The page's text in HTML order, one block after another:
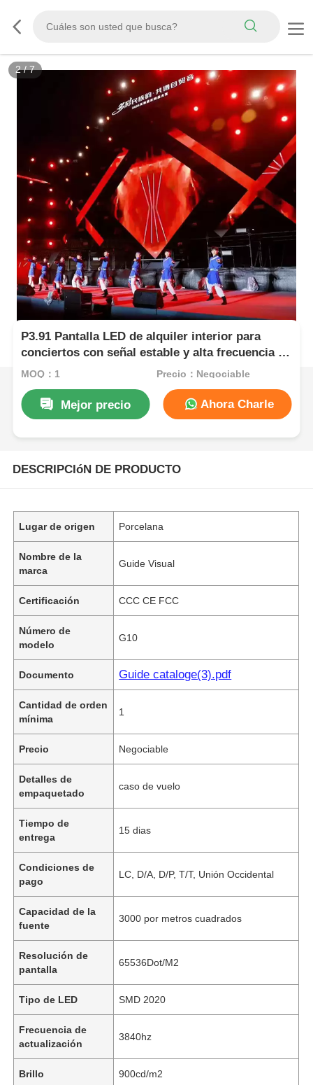
2/7
P3.91 Pantalla LED de alquiler interior para
conciertos con señal estable y alta frecuencia de
actualización
MOQ：1 Precio：Negociable
Mejor precio Ahora Charle
DESCRIPCIóN DE PRODUCTO
Lugar de origen Porcelana
Nombre de la
marca
Guide Visual
Certificación CCC CE FCC
Número de
modelo
G10
Documento Guide cataloge(3).pdf
Cantidad de orden
mínima
1
Precio Negociable
Detalles de
empaquetado
caso de vuelo
Tiempo de
entrega
15 dias
Condiciones de
pago
LC, D/A, D/P, T/T, Unión Occidental
Capacidad de la
fuente
3000 por metros cuadrados
Resolución de
pantalla
65536Dot/M2
Tipo de LED SMD 2020
Frecuencia de
actualización
3840hz
Brillo 900cd/m2